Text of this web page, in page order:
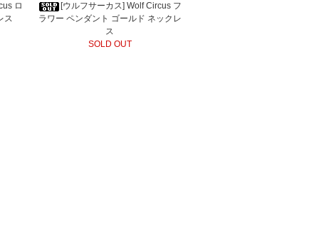
ロ
ス
[ウルフサーカス] Wolf Circus フ
ラワー ペンダント ゴールド ネックレ
ス
SOLD OUT